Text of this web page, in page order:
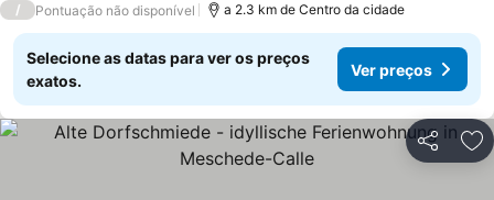
/ Pontuação não disponível a 2.3 km de Centro da cidade
Selecione as datas para ver os preços
exatos.
Ver preços
Partilhar